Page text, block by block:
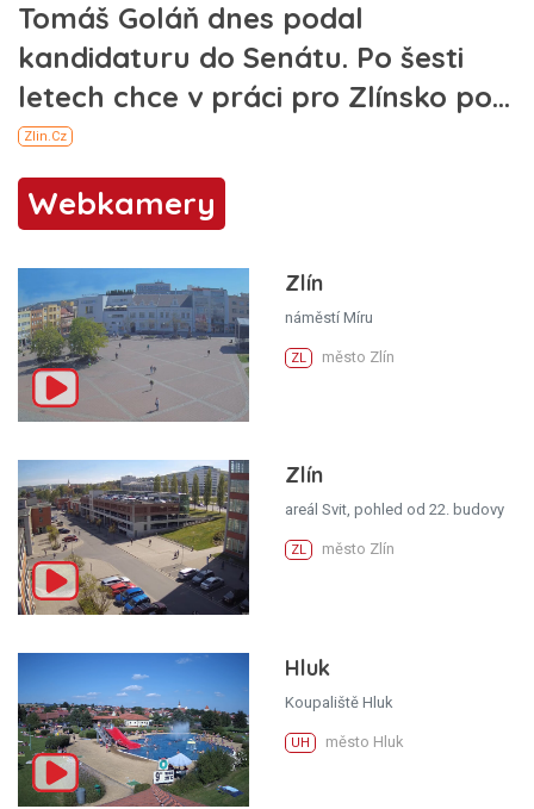
Webkamery
Zlín
náměstí Míru
ZL město Zlín
Zlín
areál Svit, pohled od 22. budovy
ZL město Zlín
Hluk
Koupaliště Hluk
UH město Hluk